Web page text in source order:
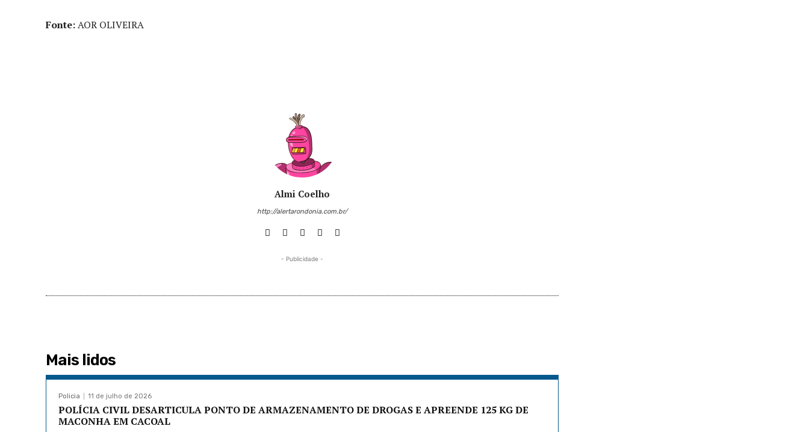
Fonte:AOR OLIVEIRA
Almi Coelho
http://alertarondonia.com.br/
- Publicidade -
Mais lidos
Policia 11 de julho de 2026
POLÍCIA CIVIL DESARTICULA PONTO DE ARMAZENAMENTO DE DROGAS E APREENDE 125 KG DE
MACONHA EM CACOAL